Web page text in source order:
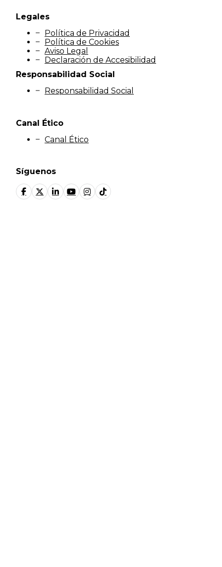
Legales
Política de Privacidad
Política de Cookies
Aviso Legal
Declaración de Accesibilidad
Síguenos
Responsabilidad Social
Responsabilidad Social
Canal Ético
Canal Ético